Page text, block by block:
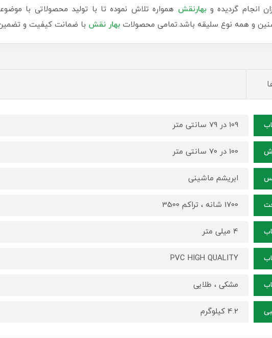
انجام گردیده وبهارنقش همواره تلاش نموده تا با تولید محصولاتی با
سنین و همه نوع سلیقه باشد.تمامی محصولات بهار نقش با ضمانت کیفیت و
109 در 79 سانتی متر
100 در 70 سانتی متر
ابریشم ماشینی
1700 شانه ، تراکم 3500
4 میلی متر
PVC HIGH QUALITY
مشکی ، طلایی
4.2 کیلوگرم